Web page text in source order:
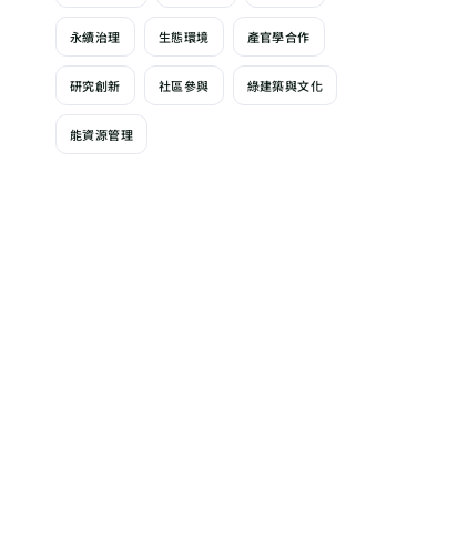
永續治理 生態環境 產官學合作
研究創新 社區參與 綠建築與文化
能資源管理